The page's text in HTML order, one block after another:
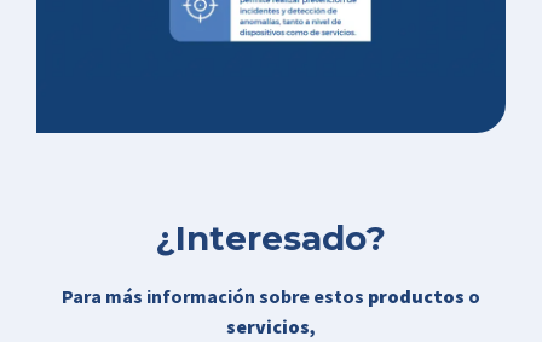
¿Interesado?
Para más información sobre estos productos o
servicios,